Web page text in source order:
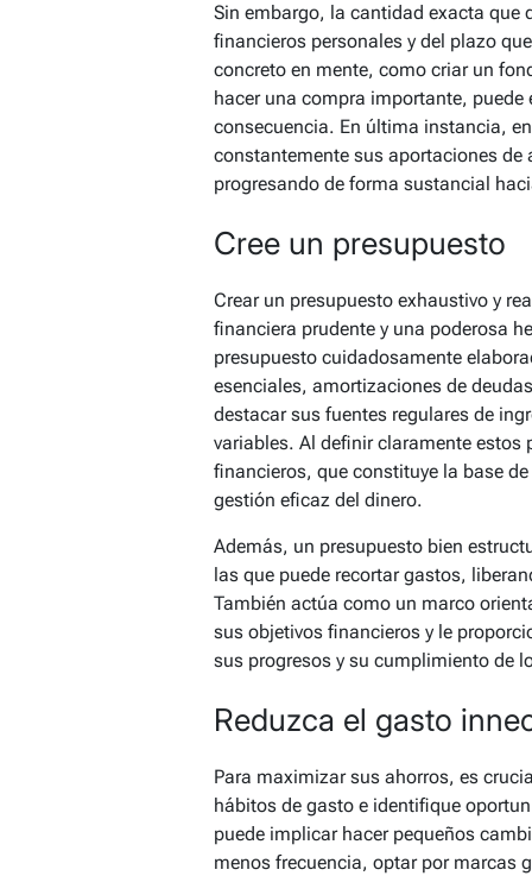
Sin embargo, la cantidad exacta que
financieros personales y del plazo
concreto en mente, como criar un
hacer una compra importante,
consecuencia. En última instancia,
constantemente sus aportaciones
progresando de forma sustancial
Cree un presupuesto
Crear un presupuesto exhaustivo y
financiera prudente y una poderosa
presupuesto cuidadosamente
esenciales, amortizaciones de
destacar sus fuentes regulares de
variables. Al definir claramente
financieros, que constituye la base
gestión eficaz del dinero.
Además, un presupuesto bien
las que puede recortar gastos,
También actúa como un marco
sus objetivos financieros y le
sus progresos y su cumplimiento de
Reduzca el gasto
Para maximizar sus ahorros, es
hábitos de gasto e identifique
puede implicar hacer pequeños
menos frecuencia, optar por marcas